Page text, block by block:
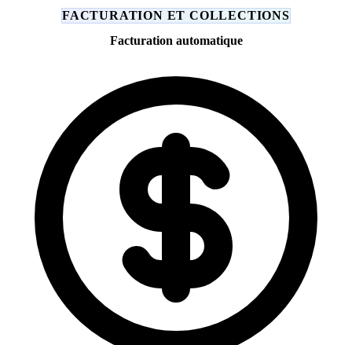
FACTURATION ET COLLECTIONS
Facturation automatique